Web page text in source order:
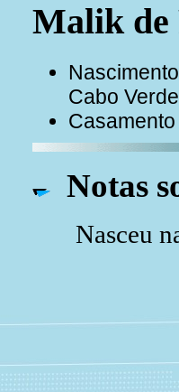
Malik de
Cabo Verde
Notas
Nasceu